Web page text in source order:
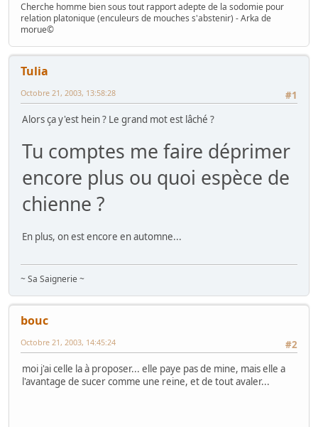
Cherche homme bien sous tout rapport adepte de la sodomie pour
relation platonique (enculeurs de mouches s'abstenir) - Arka de
morue©
Tulia
#1
Octobre 21, 2003, 13:58:28
Alors ça y'est hein ? Le grand mot est lâché ?
Tu comptes me faire déprimer
encore plus ou quoi espèce de
chienne ?
En plus, on est encore en automne...
~ Sa Saignerie ~
bouc
#2
Octobre 21, 2003, 14:45:24
moi j'ai celle la à proposer... elle paye pas de mine, mais elle a
l'avantage de sucer comme une reine, et de tout avaler...